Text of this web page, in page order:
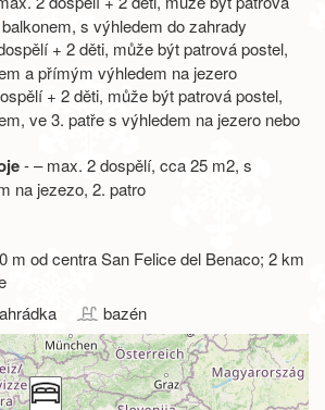
s výhledem do zahrady
+ 2 děti, může být patrová postel,
a přímým výhledem na jezero
+ 2 děti, může být patrová postel,
ve 3. patře s výhledem na jezero nebo
- – max. 2 dospělí, cca 25 m2, s
na jezezo, 2. patro
m od centra San Felice del Benaco; 2 km
bazén